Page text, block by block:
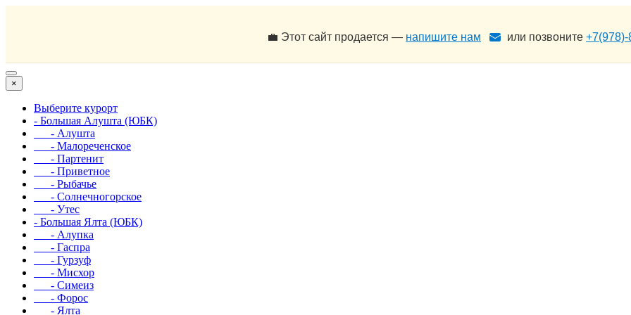
💼 Этот сайт продается — напишите нам или позвоните
×
Выберите курорт
- Большая Алушта (ЮБК)
- Алушта
- Малореченское
- Партенит
- Приветное
- Рыбачье
- Солнечногорское
- Утес
- Большая Ялта (ЮБК)
- Алупка
- Гаспра
- Гурзуф
- Мисхор
- Симеиз
- Форос
- Ялта